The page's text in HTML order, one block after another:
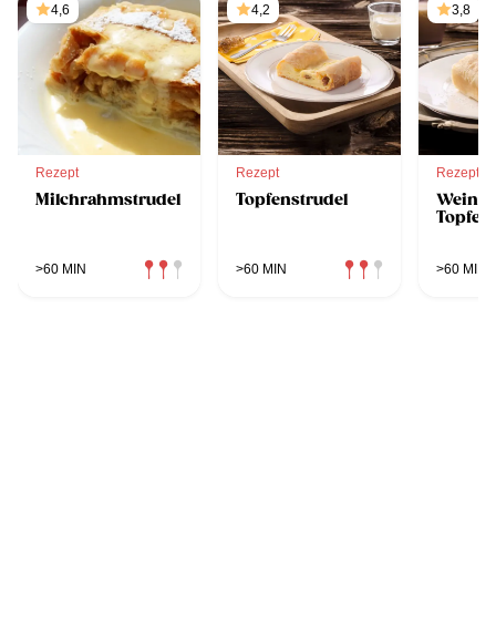
4,6
Rezept
Milchrahmstrudel
>60 MIN
4,2
Rezept
Topfenstrudel
>60 MIN
3,8
Rezept
>60 MIN